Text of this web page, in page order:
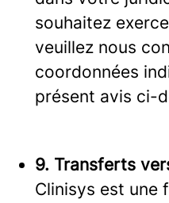
souhaitez
veuillez nous
coordonnées
présent avis ci-
9. Transferts
Clinisys est une